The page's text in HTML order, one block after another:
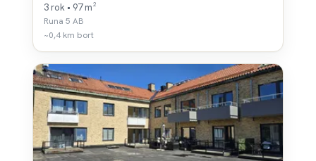
3 rok • 97 m²
Runa 5 AB
~0,4 km bort